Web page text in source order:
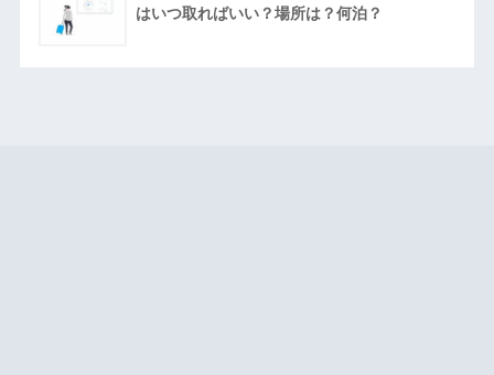
はいつ取ればいい？場所は？何泊？